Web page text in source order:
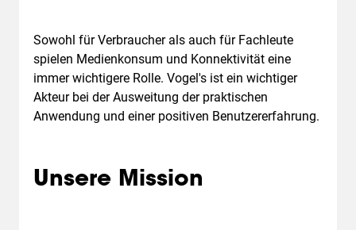
Sowohl für Verbraucher als auch für Fachleute
spielen Medienkonsum und Konnektivität eine
immer wichtigere Rolle. Vogel's ist ein wichtiger
Akteur bei der Ausweitung der praktischen
Anwendung und einer positiven Benutzererfahrung.
Unsere Mission